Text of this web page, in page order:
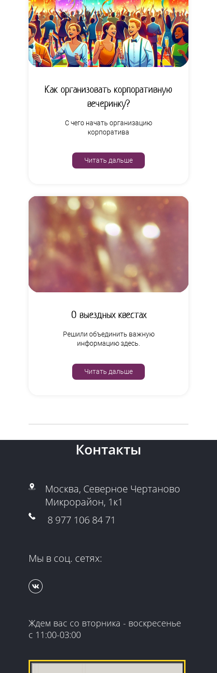
Как организовать корпоративную
вечеринку?
С чего начать организацию
корпоратива
Читать дальше
О выездных квестах
Решили объединить важную
информацию здесь.
Читать дальше
Контакты
Москва, Северное Чертаново
Микрорайон, 1к1
8 977 106 84 71
Мы в соц. сетях:
Ждем вас со вторника - воскресенье
с 11:00-03:00
Гранд Квест